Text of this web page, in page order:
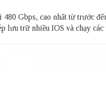
Gbps, cao nhất từ trước
lưu trữ nhiều IOS và chạy các